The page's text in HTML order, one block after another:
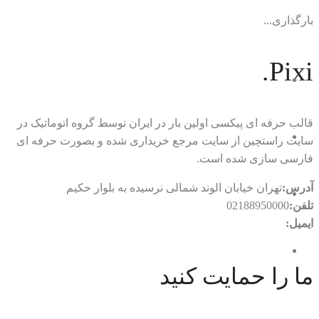
بارگذاری...
Pixi.
قالب حرفه ای پیکسی اولین بار در ایران توسط گروه اتوماتیک در
سایت راستچین از سایت مرجع خریداری شده و بصورت حرفه ای
فارسی سازی شده است.
آدرس:تهران خیابان الوند شمالی نرسیده به بلوار حکیم
تلفن:02188950000
ایمیل:
ما را حمایت کنید